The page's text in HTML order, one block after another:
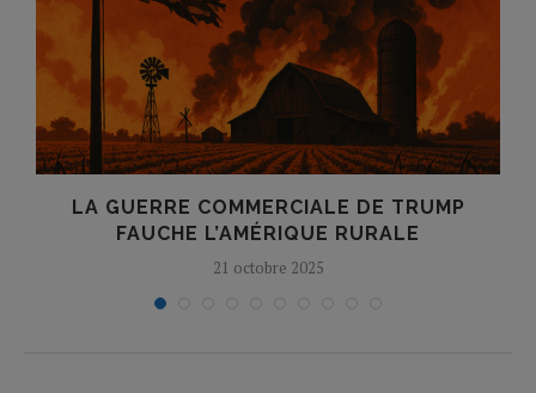
LA GUERRE COMMERCIALE DE TRUMP
FAUCHE L’AMÉRIQUE RURALE
21 octobre 2025